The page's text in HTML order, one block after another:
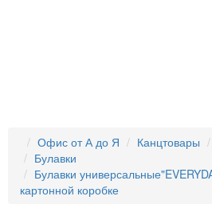
Офис от А до Я Канцтовары
Булавки
Булавки
картонной коробке